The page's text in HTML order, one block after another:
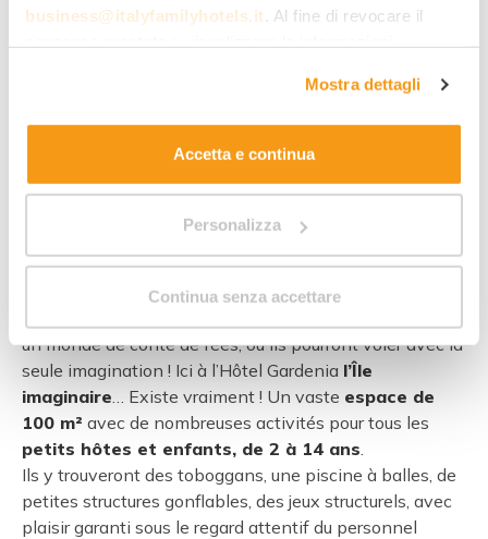
business@italyfamilyhotels.it . Al fine di revocare il
. Allo stesso link trovi la nostra informativa
estesa sui cookie.
Mostra dettagli
Accetta e continua
Personalizza
Continua senza accettare
un monde de conte de fées, où ils pourront voler avec la
seule imagination ! Ici à l’Hôtel Gardenia l’Île
imaginaire … Existe vraiment ! Un vaste espace de
100 m² avec de nombreuses activités pour tous les
petits hôtes et enfants, de 2 à 14 ans
Ils y trouveront des toboggans, une piscine à balles, de
petites structures gonflables, des jeux structurels, avec
plaisir garanti sous le regard attentif du personnel